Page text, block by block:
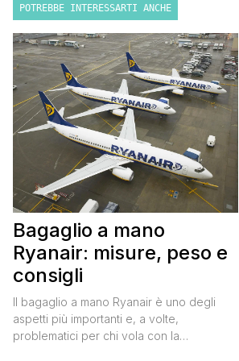
POTREBBE INTERESSARTI ANCHE
Bagaglio a mano
Ryanair: misure, peso e
consigli
Il bagaglio a mano Ryanair è uno degli
aspetti più importanti e, a volte,
problematici per chi vola con la